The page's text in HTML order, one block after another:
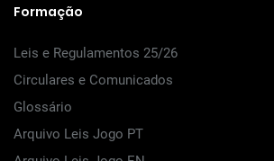
Formação
Leis e Regulamentos 25/26
Circulares e Comunicados
Glossário
Arquivo Leis Jogo PT